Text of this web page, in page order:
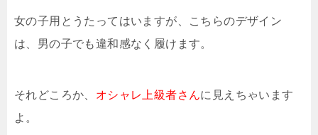
女の子用とうたってはいますが、こちらのデザイン
は、男の子でも違和感なく履けます。
それどころか、 オシャレ上級者さんに見えちゃいます
よ。